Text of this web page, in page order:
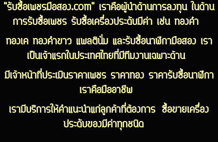
"รับซื้อเพชรมือสอง.com" เราคือผู้นำด้านการลงทุน ในด้าน
การรับซื้อเพชร รับซื้อเครื่องประดับมีค่า เช่น ทองคำ
ทองเค ทองคำขาว แพลตินั่ม และรับซื้อนาฬิกามือสอง เรา
เป็นเจ้าแรกในประเทศไทยที่มีทีมงานเฉพาะด้าน
มีเจ้าหน้าที่ประเมินราคาเพชร ราคาทอง ราคารับซื้อนาฬิกา
เราคือมืออาชีพ
เรามีบริการให้คำแนะนำแก่ลูกค้าที่ต้องการ ซื้อขายเครื่อง
ประดับของมีค่าทุกชนิด